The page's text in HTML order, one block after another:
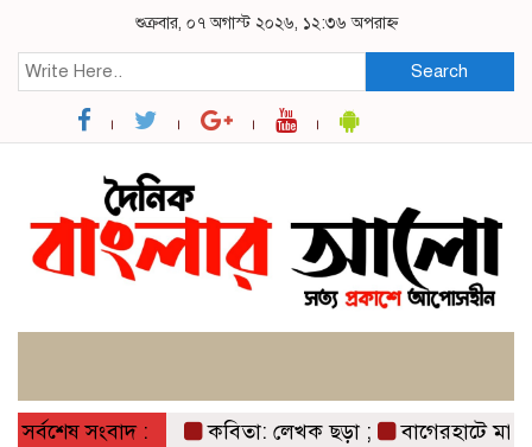
শুক্রবার, ০৭ অগাস্ট ২০২৬, ১২:৩৬ অপরাহ্ন
Search
সর্বশেষ সংবাদ : কবিতা: লেখক ছড়া ; বাগেরহাটে মারধর